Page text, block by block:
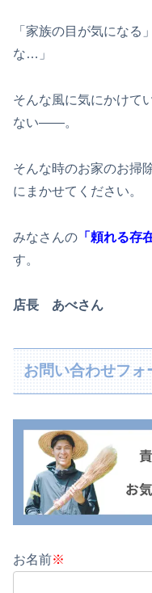
「家族の目が気になる
な…」
そんな風に気にかけて
ない——。
そんな時のお家のお掃
にまかせてください。
みなさんの 「頼れる存
す。
店長 あべさん
お問い合わせフォ
お名前※